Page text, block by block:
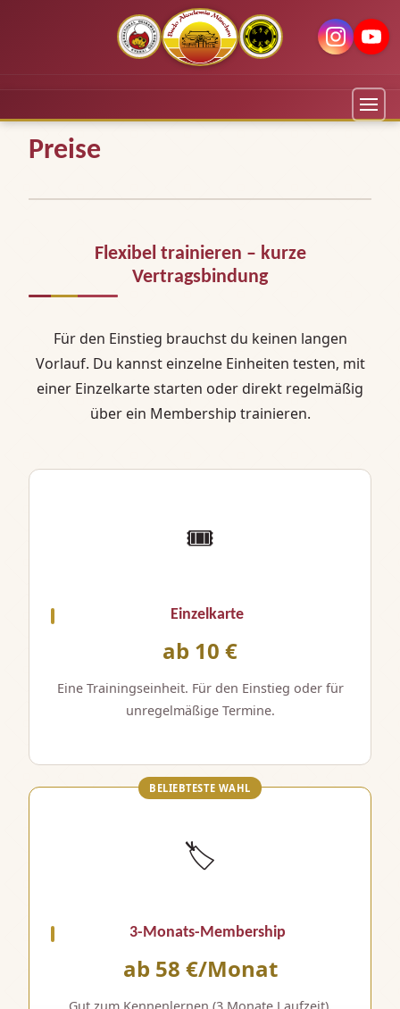
Preise
Flexibel trainieren – kurze
Vertragsbindung
Für den Einstieg brauchst du keinen langen
Vorlauf. Du kannst einzelne Einheiten testen, mit
einer Einzelkarte starten oder direkt regelmäßig
über ein Membership trainieren.
🎟️
Einzelkarte
ab 10 €
Eine Trainingseinheit. Für den Einstieg oder für
unregelmäßige Termine.
🏷️
3-Monats-Membership
ab 58 €/Monat